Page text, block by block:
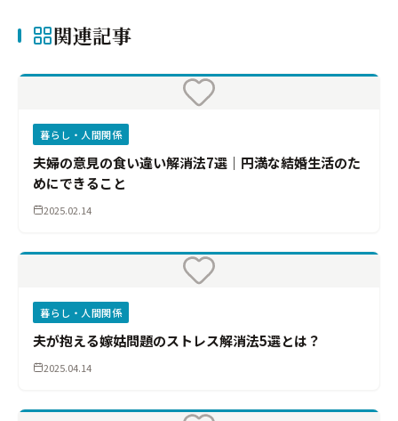
関連記事
暮らし・人間関係
夫婦の意見の食い違い解消法7選｜円満な結婚生活のた
めにできること
2025.02.14
暮らし・人間関係
夫が抱える嫁姑問題のストレス解消法5選とは？
2025.04.14